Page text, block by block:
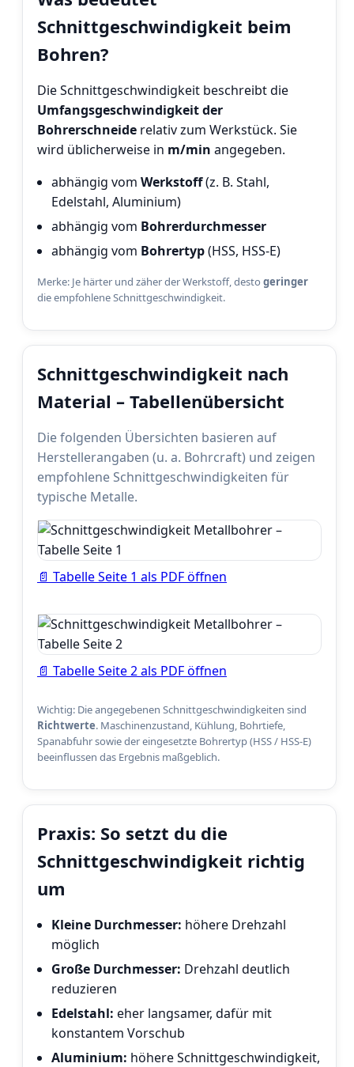
Schnittgeschwindigkeit beim
Bohren?
Die Schnittgeschwindigkeit beschreibt die
Umfangsgeschwindigkeit der
Bohrerschneide relativ zum Werkstück. Sie
wird üblicherweise in m/min angegeben.
abhängig vom Werkstoff(z. B. Stahl,
Edelstahl, Aluminium)
abhängig vom Bohrerdurchmesser
abhängig vom Bohrertyp(HSS, HSS-E)
Merke: Je härter und zäher der Werkstoff, desto geringer
die empfohlene Schnittgeschwindigkeit.
Schnittgeschwindigkeit nach
Material – Tabellenübersicht
Die folgenden Übersichten basieren auf
Herstellerangaben (u. a. Bohrcraft) und zeigen
empfohlene Schnittgeschwindigkeiten für
typische Metalle.
📄 Tabelle Seite 1 als PDF öffnen
📄 Tabelle Seite 2 als PDF öffnen
Wichtig: Die angegebenen Schnittgeschwindigkeiten sind
Richtwerte. Maschinenzustand, Kühlung, Bohrtiefe,
Spanabfuhr sowie der eingesetzte Bohrertyp (HSS / HSS-E)
beeinflussen das Ergebnis maßgeblich.
Praxis: So setzt du die
Schnittgeschwindigkeit richtig
um
Kleine Durchmesser: höhere Drehzahl
möglich
Große Durchmesser: Drehzahl deutlich
reduzieren
Edelstahl: eher langsamer, dafür mit
konstantem Vorschub
Aluminium: höhere Schnittgeschwindigkeit,